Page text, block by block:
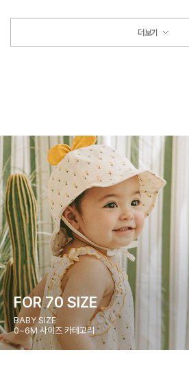
더보기
FOR 70 SIZE
BABY SIZE
0~6M 사이즈 카테고리